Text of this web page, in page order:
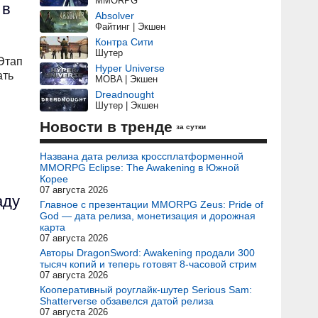
Absolver
Файтинг | Экшен
Контра Сити
Шутер
Hyper Universe
MOBA | Экшен
Dreadnought
Шутер | Экшен
Новости в тренде за сутки
Названа дата релиза кроссплатформенной
MMORPG Eclipse: The Awakening в Южной
Корее
07 августа 2026
Главное с презентации MMORPG Zeus: Pride of
God — дата релиза, монетизация и дорожная
карта
07 августа 2026
Авторы DragonSword: Awakening продали 300
тысяч копий и теперь готовят 8-часовой стрим
07 августа 2026
Кооперативный роуглайк-шутер Serious Sam:
Shatterverse обзавелся датой релиза
07 августа 2026